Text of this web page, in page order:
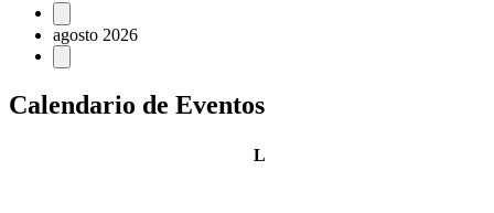
Eventos
agosto 2026
Calendario de Eventos
Llunes